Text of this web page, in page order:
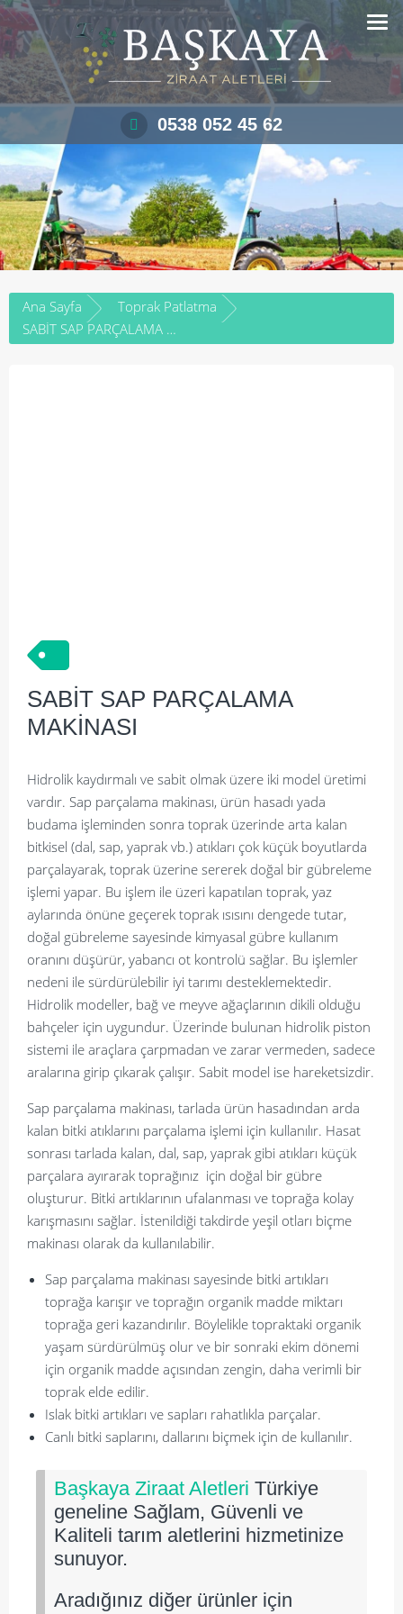
Skip
to
content
0538 052 45 62
Ana Sayfa
Toprak Patlatma
SABİT SAP PARÇALAMA MAKİNASI
SABİT SAP PARÇALAMA
MAKİNASI
Hidrolik kaydırmalı ve sabit olmak üzere iki model üretimi
vardır. Sap parçalama makinası, ürün hasadı yada
budama işleminden sonra toprak üzerinde arta kalan
bitkisel (dal, sap, yaprak vb.) atıkları çok küçük boyutlarda
parçalayarak, toprak üzerine sererek doğal bir gübreleme
işlemi yapar. Bu işlem ile üzeri kapatılan toprak, yaz
aylarında önüne geçerek toprak ısısını dengede tutar,
doğal gübreleme sayesinde kimyasal gübre kullanım
oranını düşürür, yabancı ot kontrolü sağlar. Bu işlemler
nedeni ile sürdürülebilir iyi tarımı desteklemektedir.
Hidrolik modeller, bağ ve meyve ağaçlarının dikili olduğu
bahçeler için uygundur. Üzerinde bulunan hidrolik piston
sistemi ile araçlara çarpmadan ve zarar vermeden, sadece
aralarına girip çıkarak çalışır. Sabit model ise hareketsizdir.
Sap parçalama makinası, tarlada ürün hasadından arda
kalan bitki atıklarını parçalama işlemi için kullanılır. Hasat
sonrası tarlada kalan, dal, sap, yaprak gibi atıkları küçük
parçalara ayırarak toprağınız için doğal bir gübre
oluşturur. Bitki artıklarının ufalanması ve toprağa kolay
karışmasını sağlar. İstenildiği takdirde yeşil otları biçme
makinası olarak da kullanılabilir.
Sap parçalama makinası sayesinde bitki artıkları
toprağa karışır ve toprağın organik madde miktarı
toprağa geri kazandırılır. Böylelikle topraktaki organik
yaşam sürdürülmüş olur ve bir sonraki ekim dönemi
için organik madde açısından zengin, daha verimli bir
toprak elde edilir.
Islak bitki artıkları ve sapları rahatlıkla parçalar.
Canlı bitki saplarını, dallarını biçmek için de kullanılır.
Başkaya Ziraat Aletleri Türkiye
geneline Sağlam, Güvenli ve
Kaliteli tarım aletlerini hizmetinize
sunuyor.
Aradığınız diğer ürünler için